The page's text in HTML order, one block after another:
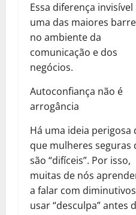
Essa diferença invisível
uma das maiores
no ambiente da
comunicação e dos
negócios.
Autoconfiança não é
arrogância
Há uma ideia perigosa
que mulheres seguras
são “difíceis”. Por isso,
muitas de nós
a falar com
usar “desculpa” antes